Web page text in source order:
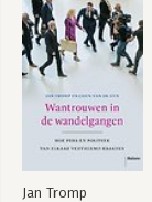
Jan Tromp